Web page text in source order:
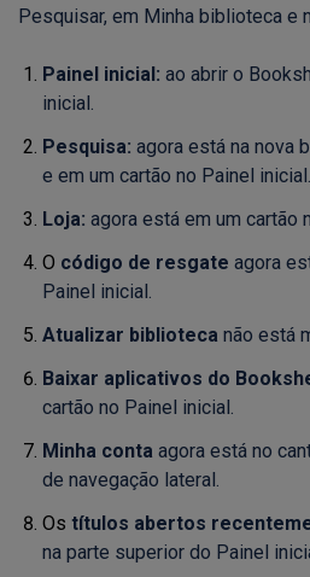
Pesquisar, em Minha biblioteca e
Painel inicial: ao abrir o
inicial.
Pesquisa: agora está na nova
e em um cartão no Painel inicial.
Loja: agora está em um cartão
O código de resgate agora
Painel inicial.
Atualizar biblioteca não está
Baixar aplicativos do
cartão no Painel inicial.
Minha conta agora está no
de navegação lateral.
Os títulos abertos
na parte superior do Painel